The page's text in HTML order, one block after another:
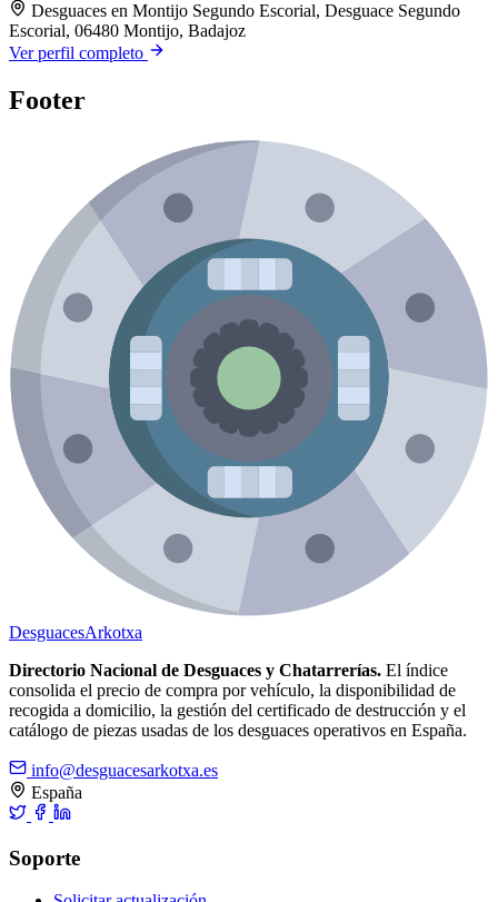
Desguaces en Montijo Segundo Escorial, Desguace Segundo
Escorial, 06480 Montijo, Badajoz
Ver perfil completo
Footer
DesguacesArkotxa
Directorio Nacional de Desguaces y Chatarrerías. El índice
consolida el precio de compra por vehículo, la disponibilidad de
recogida a domicilio, la gestión del certificado de destrucción y el
catálogo de piezas usadas de los desguaces operativos en España.
info@desguacesarkotxa.es
España
Soporte